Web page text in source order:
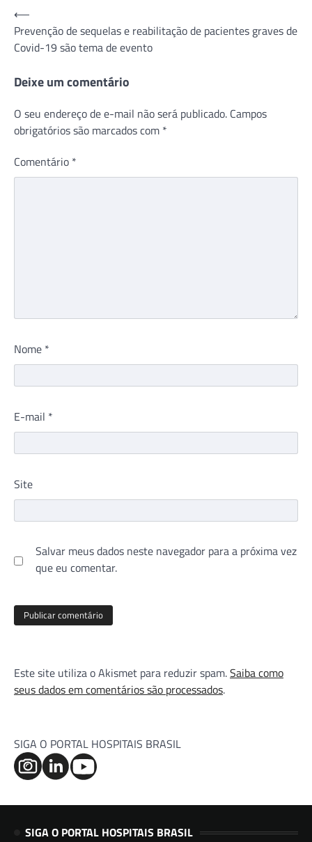
Navegação
de
Post
⟵
Prevenção de sequelas e reabilitação de pacientes graves de
Covid-19 são tema de evento
Deixe um comentário
O seu endereço de e-mail não será publicado. Campos
obrigatórios são marcados com *
Comentário *
Nome *
E-mail *
Site
Salvar meus dados neste navegador para a próxima vez
que eu comentar.
Este site utiliza o Akismet para reduzir spam.Saiba como
seus dados em comentários são processados.
SIGA O PORTAL HOSPITAIS BRASIL
SIGA O PORTAL HOSPITAIS BRASIL